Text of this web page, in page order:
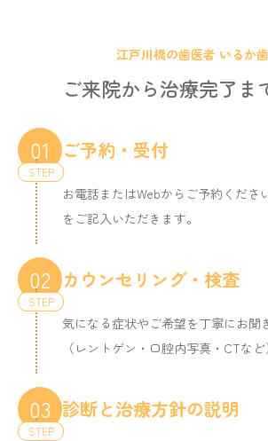
江戸川橋の歯医者 いるか
ご来院から治療完了ま
01 ご予約・受付
お電話またはWebからご予約くださ
をご記入いただきます。
02 カウンセリング・検査
気になる症状やご希望を丁寧にお聞
（レントゲン・口腔内写真・CTなど
03 診断と治療方針の説明